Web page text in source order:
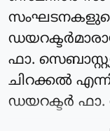
ഫാ.
ചിറക്കൽ
ഡയറക്ടർ ഫാ.